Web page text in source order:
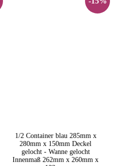
1/2 Container blau 285mm x
280mm x 150mm Deckel
gelocht - Wanne gelocht
Innenmaß 262mm x 260mm x